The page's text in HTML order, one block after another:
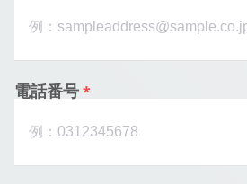
電話番号